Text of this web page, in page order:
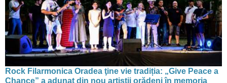
Rock Filarmonica Oradea ţine vie tradiția: „Give Peace a
Chance” a adunat din nou artiștii orădeni în memoria